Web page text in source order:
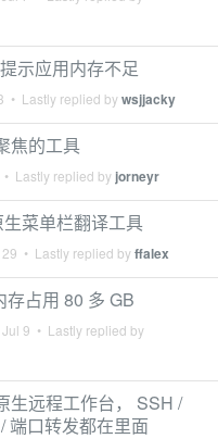
示应用内存不足
• Lastly replied bywsjjacky
焦的工具
• Lastly replied by jorneyr
菜单栏翻译工具
• Lastly replied byffalex
存占用 80 多 GB
Jul 9 • Lastly replied by
生远程工作台， SSH /
端口转发都在里面